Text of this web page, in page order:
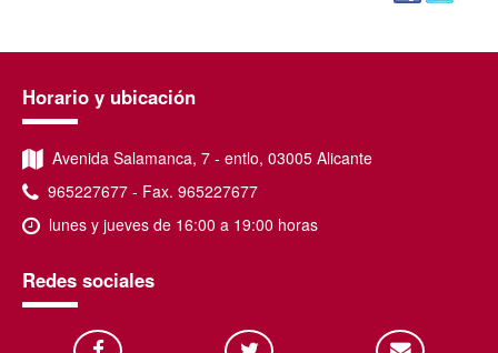
Horario y ubicación
Avenida Salamanca, 7 - entlo, 03005 Alicante
965227677 - Fax. 965227677
lunes y jueves de 16:00 a 19:00 horas
Redes sociales